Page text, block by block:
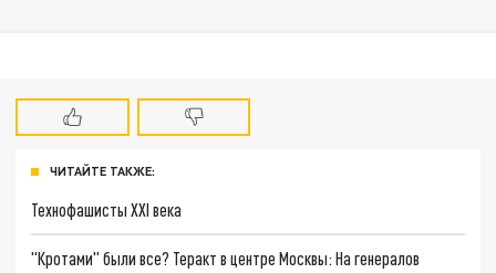
ЧИТАЙТЕ ТАКЖЕ:
Технофашисты XXI века
"Кротами" были все? Теракт в центре Москвы: На генералов